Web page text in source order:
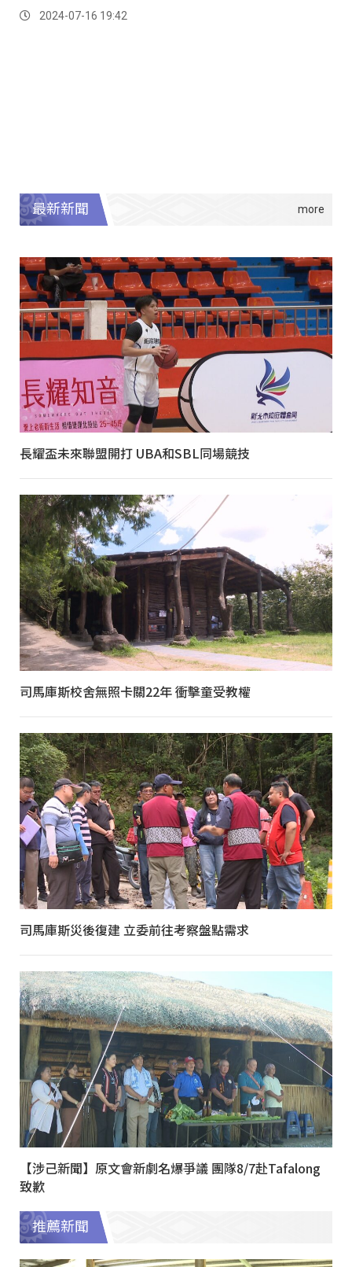
2024-07-16 19:42
最新新聞
長耀盃未來聯盟開打 UBA和SBL同場競技
司馬庫斯校舍無照卡關22年 衝擊童受教權
司馬庫斯災後復建 立委前往考察盤點需求
【涉己新聞】原文會新劇名爆爭議 團隊8/7赴Tafalong
致歉
推薦新聞